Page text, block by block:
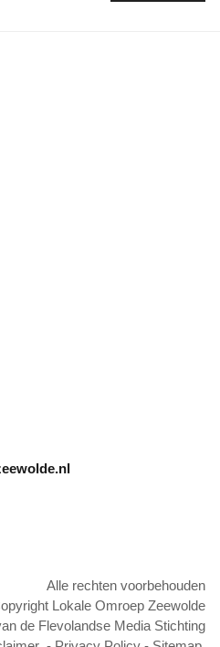
Alle rechten voorbehouden
Lokale Omroep Zeewolde
de Flevolandse Media Stichting